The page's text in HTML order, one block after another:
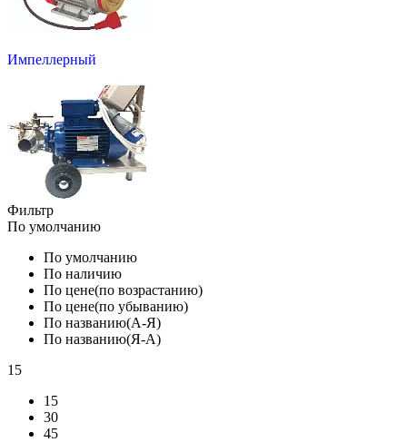
Импеллерный
Фильтр
По умолчанию
По умолчанию
По наличию
По цене(по возрастанию)
По цене(по убыванию)
По названию(А-Я)
По названию(Я-А)
15
15
30
45